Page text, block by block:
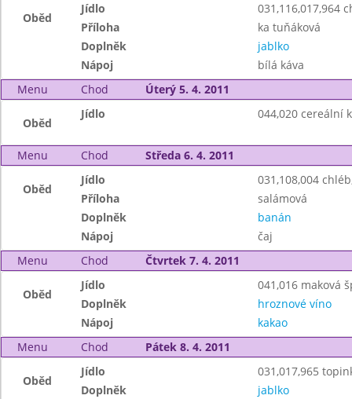
Oběd
Jídlo
031,116,017,964
Příloha
ka tuňáková
Doplněk
jablko
Nápoj
bílá káva
Menu
Chod Úterý 5. 4. 2011
Oběd
Jídlo 044,020 cereální
Menu Chod Středa 6. 4. 2011
Oběd
Jídlo
031,108,004
Příloha
salámová
Doplněk
banán
Nápoj
čaj
Menu
Chod Čtvrtek 7. 4. 2011
Oběd
Jídlo
041,016 maková
Doplněk
hroznové víno
Nápoj
kakao
Menu
Chod Pátek 8. 4. 2011
Oběd
Jídlo
031,017,965
Doplněk
jablko